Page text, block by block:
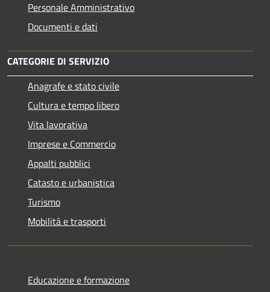
Personale Amministrativo
Documenti e dati
CATEGORIE DI SERVIZIO
Anagrafe e stato civile
Cultura e tempo libero
Vita lavorativa
Imprese e Commercio
Appalti pubblici
Catasto e urbanistica
Turismo
Mobilità e trasporti
Educazione e formazione